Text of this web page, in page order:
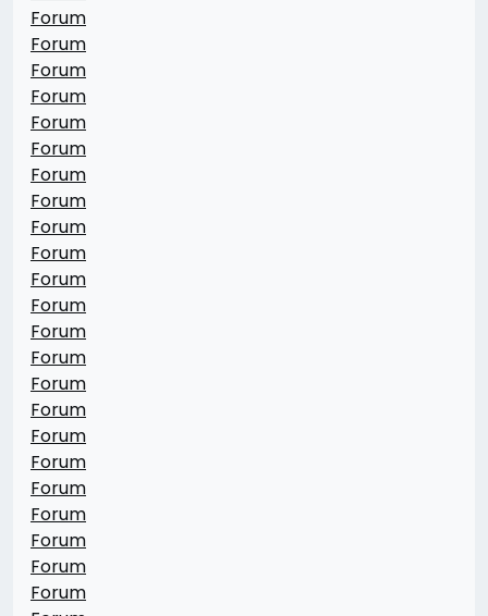
Forum
Forum
Forum
Forum
Forum
Forum
Forum
Forum
Forum
Forum
Forum
Forum
Forum
Forum
Forum
Forum
Forum
Forum
Forum
Forum
Forum
Forum
Forum